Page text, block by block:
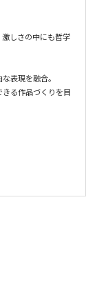
しさの中にも哲学
表現を融合。
る作品づくりを目